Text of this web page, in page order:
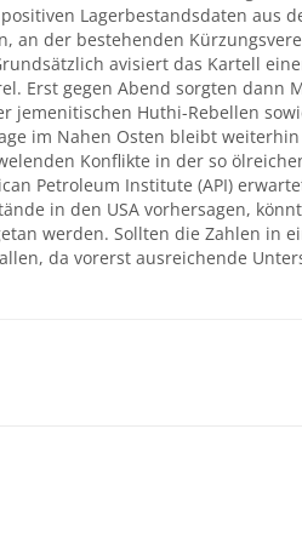
Lagerbestandsdaten aus
an der bestehenden
avisiert das Kartell
Erst gegen Abend sorgten
jemenitischen Huthi-Rebellen
im Nahen Osten bleibt
Konflikte in der so
Petroleum Institute (API)
in den USA vorhersagen,
werden. Sollten die Zahlen in
da vorerst ausreichende